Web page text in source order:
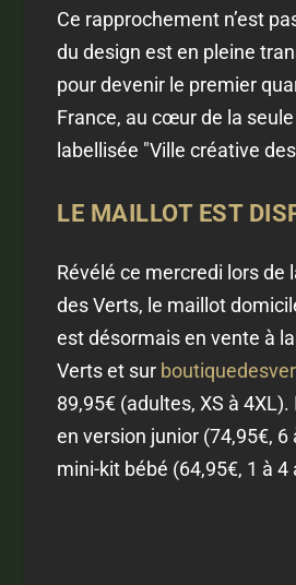
Ce rapprochement n’est
du design est en pleine
pour devenir le premier
France, au cœur de la
labellisée "Ville créative
LE MAILLOT EST
Révélé ce mercredi lors de
des Verts, le maillot
est désormais en vente à
Verts et sur
89,95€ (adultes, XS à
en version junior (74,95€, 6
mini-kit bébé (64,95€, 1 à 4